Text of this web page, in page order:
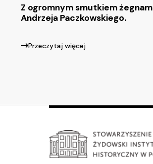
Z ogromnym smutkiem
Andrzeja Paczkowskiego.
Przeczytaj więcej